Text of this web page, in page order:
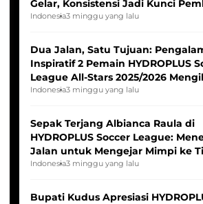
Gelar, Konsistensi Jadi Kunci
Indonesia3 minggu yang lalu
Dua Jalan, Satu Tujuan:
Inspiratif 2 Pemain HYDROPLUS
League All-Stars 2025/2026
Seleksi Timnas Indonesia Putri
Indonesia3 minggu yang lalu
Sepak Terjang Albianca Raula di
HYDROPLUS Soccer League:
Jalan untuk Mengejar Mimpi ke
Indonesia Putri
Indonesia3 minggu yang lalu
Bupati Kudus Apresiasi